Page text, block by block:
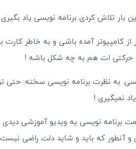
بار تلاش کردی برنامه نویسی یاد
آمده باشی و به خاطر کارت
حرکتی ات هم به چه شکل باشه !
به نظرت برنامه نویسی سخته.
نمیگیری !
نویسی یه ویدیو آموزشی دیدی
و آنطور که باید و شاید دلت راضی